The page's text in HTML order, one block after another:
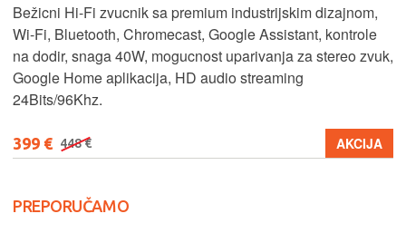
Bežicni Hi-Fi zvucnik sa premium industrijskim dizajnom,
Wi-Fi, Bluetooth, Chromecast, Google Assistant, kontrole
na dodir, snaga 40W, mogucnost uparivanja za stereo zvuk,
Google Home aplikacija, HD audio streaming
24Bits/96Khz.
399 € 448 € AKCIJA
PREPORUČAMO